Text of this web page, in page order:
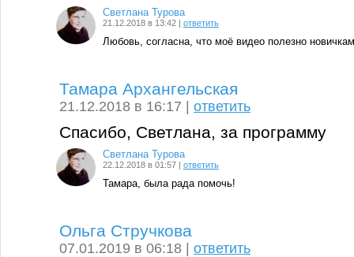
Светлана Турова
21.12.2018 в 13:42 | ответить
Любовь, согласна, что моё видео полезно
Тамара Архангельская
21.12.2018 в 16:17 |ответить
Спасибо, Светлана, за программу
Светлана Турова
22.12.2018 в 01:57 | ответить
Тамара, была рада помочь!
Ольга Стручкова
07.01.2019 в 06:18 |ответить